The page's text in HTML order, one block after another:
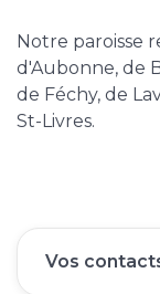
Notre paroisse
d'Aubonne, de
de Féchy, de
St-Livres.
Vos